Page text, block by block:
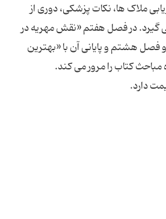
ملاک ها، نکات پزشکی، دوری از
گیرد. در فصل هفتم «نقش مهریه در
و فصل هشتم و پایانی آن با «بهترین